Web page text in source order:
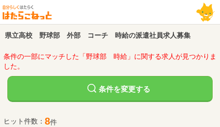
県立高校 野球部 外部 コーチ 時給の派遣社員求人募集
条件の一部にマッチした「野球部 時給」に関する求人が見つかりま
した。
条件を変更する
ヒット件数： 8件